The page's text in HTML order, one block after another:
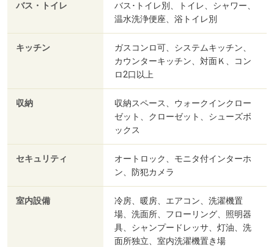
バス・トイレ
バス･トイレ別、トイレ、シャワー、
温水洗浄便座、浴トイレ別
キッチン
ガスコンロ可、システムキッチン、
カウンターキッチン、対面Ｋ、コン
ロ2口以上
収納
収納スペース、ウォークインクロー
ゼット、クローゼット、シューズボ
ックス
セキュリティ
オートロック、モニタ付インターホ
ン、防犯カメラ
室内設備
冷房、暖房、エアコン、洗濯機置
場、洗面所、フローリング、照明器
具、シャンプードレッサ、灯油、洗
面所独立、室内洗濯機置き場